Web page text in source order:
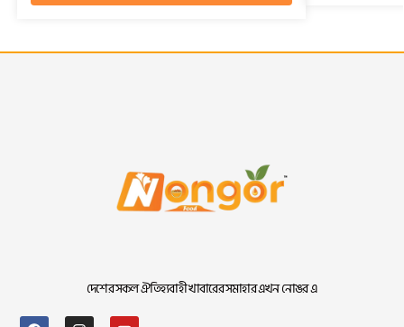
দেশের সকল ঐতিহ্যবাহী খাবারের সমাহার এখন নোঙর এ